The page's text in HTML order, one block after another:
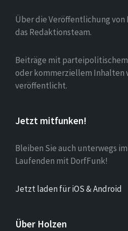
Über die Veröffentlichung
das Redaktionsteam.
Beiträge mit
oder kommerziellem Inhalten
veröffentlicht.
Jetzt mitfunken!
Bleiben Sie auch unterwegs
Laufenden mit DorfFunk!
Jetzt laden für iOS & Android
Über Holzen